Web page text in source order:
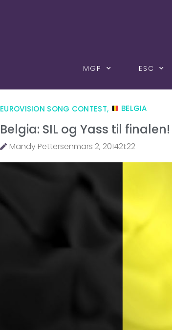
MGP ESC
EUROVISION SONG CONTEST, BELGIA
Belgia: SIL og Yass til finalen!
Mandy Pettersenmars 2, 201421:22